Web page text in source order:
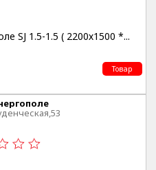
SJ 1.5-1.5 ( 2200х1500 *...
Товар